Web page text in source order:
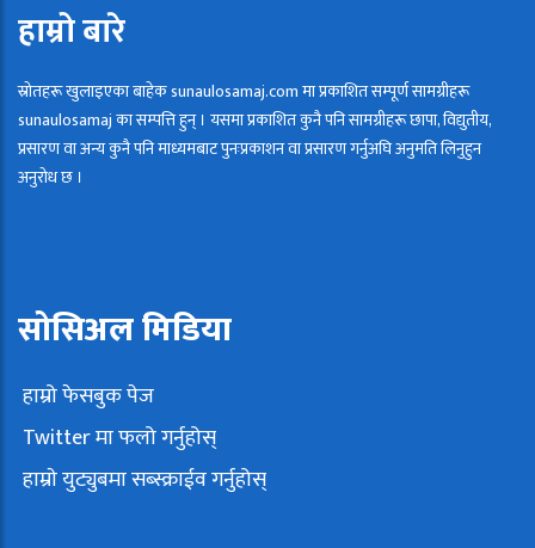
हाम्रो बारे
स्रोतहरू खुलाइएका बाहेक sunaulosamaj.com मा प्रकाशित सम्पूर्ण सामग्रीहरू
sunaulosamaj का सम्पत्ति हुन् । यसमा प्रकाशित कुनै पनि सामग्रीहरू छापा, विद्युतीय,
प्रसारण वा अन्य कुनै पनि माध्यमबाट पुनःप्रकाशन वा प्रसारण गर्नुअघि अनुमति लिनुहुन
अनुरोध छ ।
सोसिअल मिडिया
हाम्रो फेसबुक पेज
Twitter मा फलो गर्नुहोस्
हाम्राे युट्युबमा सब्स्क्राईव गर्नुहोस्